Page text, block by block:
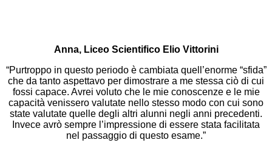
Anna, Liceo Scientifico Elio Vittorini
“Purtroppo in questo periodo è cambiata quell’enorme “sfida”
che da tanto aspettavo per dimostrare a me stessa ciò di cui
fossi capace. Avrei voluto che le mie conoscenze e le mie
capacità venissero valutate nello stesso modo con cui sono
state valutate quelle degli altri alunni negli anni precedenti.
Invece avrò sempre l’impressione di essere stata facilitata
nel passaggio di questo esame.”